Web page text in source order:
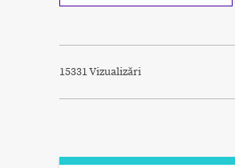
15331 Vizualizări